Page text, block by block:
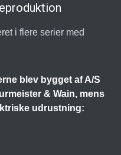
i flere serier med
blev bygget af A/S
& Wain, mens
udrustning: